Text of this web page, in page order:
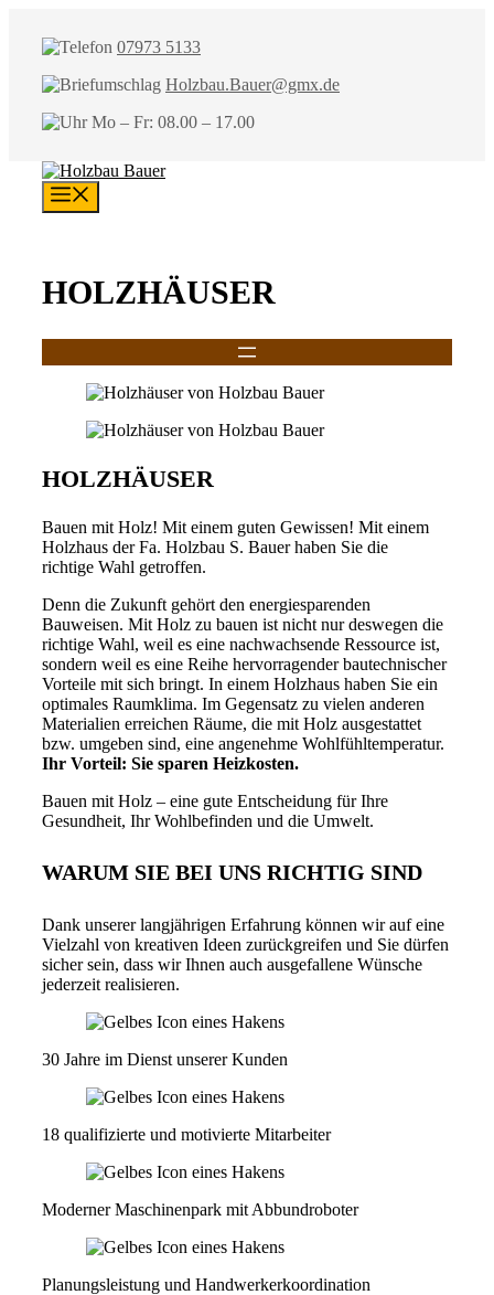
Inhalt
springen
07973 5133
Holzbau.Bauer@gmx.de
Mo – Fr: 08.00 – 17.00
HOLZHÄUSER
HOLZHÄUSER
Bauen mit Holz! Mit einem guten Gewissen! Mit einem
Holzhaus der Fa. Holzbau S. Bauer haben Sie die
richtige Wahl getroffen.
Denn die Zukunft gehört den energiesparenden
Bauweisen. Mit Holz zu bauen ist nicht nur deswegen die
richtige Wahl, weil es eine nachwachsende Ressource ist,
sondern weil es eine Reihe hervorragender bautechnischer
Vorteile mit sich bringt. In einem Holzhaus haben Sie ein
optimales Raumklima. Im Gegensatz zu vielen anderen
Materialien erreichen Räume, die mit Holz ausgestattet
bzw. umgeben sind, eine angenehme Wohlfühltemperatur.
Ihr Vorteil: Sie sparen Heizkosten.
Bauen mit Holz – eine gute Entscheidung für Ihre
Gesundheit, Ihr Wohlbefinden und die Umwelt.
WARUM SIE BEI UNS RICHTIG SIND
Dank unserer langjährigen Erfahrung können wir auf eine
Vielzahl von kreativen Ideen zurückgreifen und Sie dürfen
sicher sein, dass wir Ihnen auch ausgefallene Wünsche
jederzeit realisieren.
30 Jahre im Dienst unserer Kunden
18 qualifizierte und motivierte Mitarbeiter
Moderner Maschinenpark mit Abbundroboter
Planungsleistung und Handwerkerkoordination